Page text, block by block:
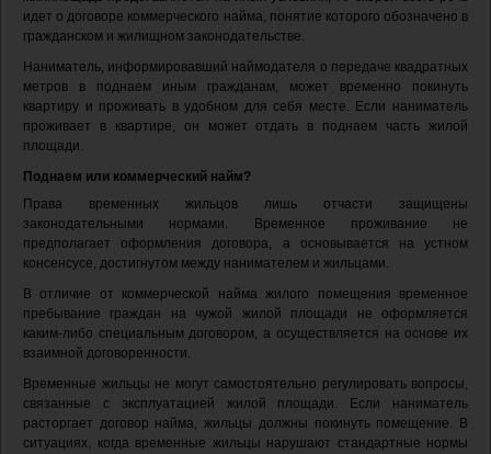
идет о договоре коммерческого найма, понятие которого обозначено в
гражданском и жилищном законодательстве.
Наниматель, информировавший наймодателя о передаче квадратных
метров в поднаем иным гражданам, может временно покинуть
квартиру и проживать в удобном для себя месте. Если наниматель
проживает в квартире, он может отдать в поднаем часть жилой
площади.
Поднаем или коммерческий найм?
Права временных жильцов лишь отчасти защищены
законодательными нормами. Временное проживание не
предполагает оформления договора, а основывается на устном
консенсусе, достигнутом между нанимателем и жильцами.
В отличие от коммерческой найма жилого помещения временное
пребывание граждан на чужой жилой площади не оформляется
каким-либо специальным договором, а осуществляется на основе их
взаимной договоренности.
Временные жильцы не могут самостоятельно регулировать вопросы,
связанные с эксплуатацией жилой площади. Если наниматель
расторгает договор найма, жильцы должны покинуть помещение. В
ситуациях, когда временные жильцы нарушают стандартные нормы